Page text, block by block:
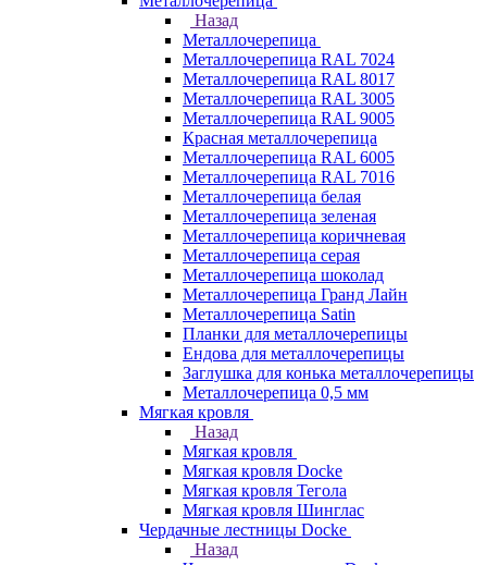
Назад
Металлочерепица
Металлочерепица RAL 7024
Металлочерепица RAL 8017
Металлочерепица RAL 3005
Металлочерепица RAL 9005
Красная металлочерепица
Металлочерепица RAL 6005
Металлочерепица RAL 7016
Металлочерепица белая
Металлочерепица зеленая
Металлочерепица коричневая
Металлочерепица серая
Металлочерепица шоколад
Металлочерепица Гранд Лайн
Металлочерепица Satin
Планки для металлочерепицы
Ендова для металлочерепицы
Заглушка для конька металлочерепицы
Металлочерепица 0,5 мм
Мягкая кровля
Назад
Мягкая кровля
Мягкая кровля Docke
Мягкая кровля Тегола
Мягкая кровля Шинглас
Чердачные лестницы Docke
Назад